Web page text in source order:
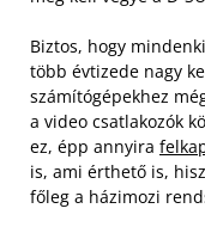
Biztos, hogy
több évtizede nagy
számítógépekhez
a video csatlakozók
ez, épp annyira
is, ami érthető is,
főleg a házimozi